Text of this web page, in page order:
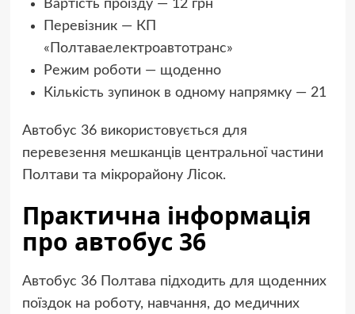
Вартість проїзду — 12 грн
Перевізник — КП
«Полтаваелектроавтотранс»
Режим роботи — щоденно
Кількість зупинок в одному напрямку — 21
Автобус 36 використовується для
перевезення мешканців центральної частини
Полтави та мікрорайону Лісок.
Практична інформація
про автобус 36
Автобус 36 Полтава підходить для щоденних
поїздок на роботу, навчання, до медичних